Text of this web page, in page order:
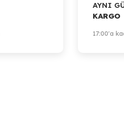
AYNI
KARGO
17:00'a